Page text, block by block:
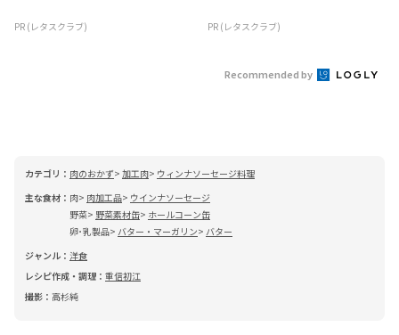
PR (レタスクラブ) PR (レタスクラブ)
Recommended by
カテゴリ： 肉のおかず 加工肉
ウィンナソーセージ料理
主な食材： 肉 肉加工品
ウインナソーセージ
野菜
野菜素材缶
ホールコーン缶
卵･乳製品
バター・マーガリン
バター
ジャンル： 洋食
レシピ作成・調理： 重信初江
撮影： 高杉純